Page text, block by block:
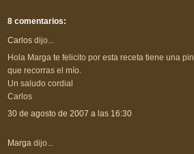
8 comentarios:
Carlos dijo...
Hola Marga te felicito por esta receta tiene una
que recorras el mío.
Un saludo cordial
Carlos
30 de agosto de 2007 a las 16:30
Marga dijo...